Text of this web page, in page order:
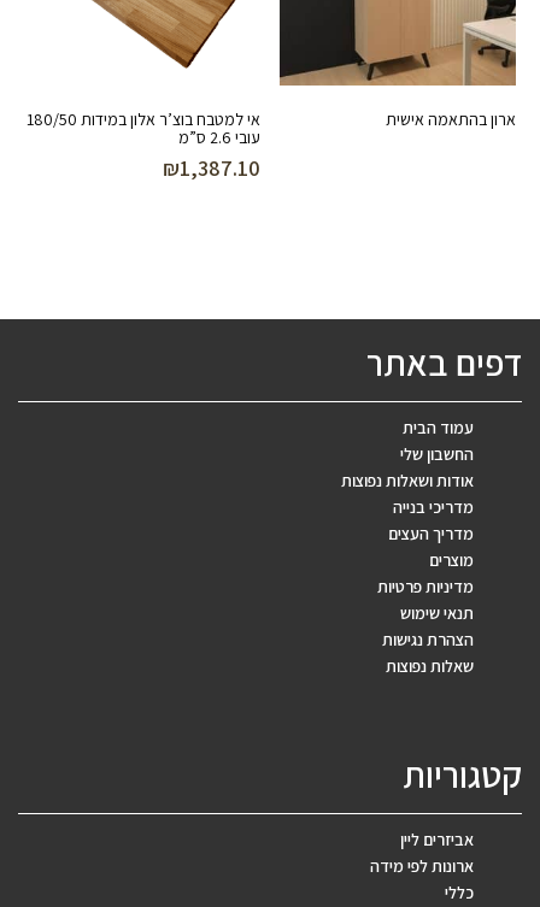
ארון בהתאמה אישית
אי למטבח בוצ’ר אלון במידות 180/50
עובי 2.6 ס”מ
₪1,387.10
דפים באתר
עמוד הבית
החשבון שלי
אודות ושאלות נפוצות
מדריכי בנייה
מדריך העצים
מוצרים
מדיניות פרטיות
תנאי שימוש
הצהרת נגישות
שאלות נפוצות
קטגוריות
אביזרים ליין
ארונות לפי מידה
כללי